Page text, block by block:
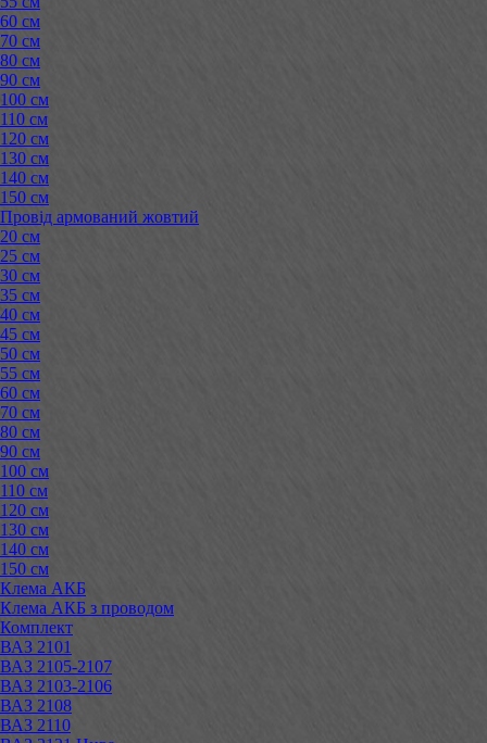
60 см
70 см
80 см
90 см
100 см
110 см
120 см
130 см
140 см
150 см
Провід армований жовтий
20 см
25 см
30 см
35 см
40 см
45 см
50 см
55 см
60 см
70 см
80 см
90 см
100 см
110 см
120 см
130 см
140 см
150 см
Клема АКБ
Клема АКБ з проводом
Комплект
ВАЗ 2101
ВАЗ 2105-2107
ВАЗ 2103-2106
ВАЗ 2108
ВАЗ 2110